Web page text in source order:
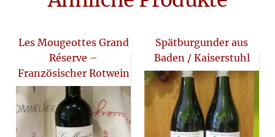
Les Mougeottes Grand
Réserve –
Französischer Rotwein
Spätburgunder aus
Baden / Kaiserstuhl